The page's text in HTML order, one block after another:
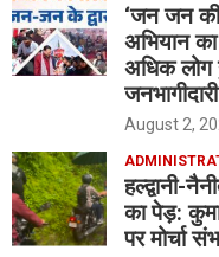
‘जन जन
अभियान
अधिक लोग
August 2,
हल्द्वानी-
का पेड़:
पर मोर्चा